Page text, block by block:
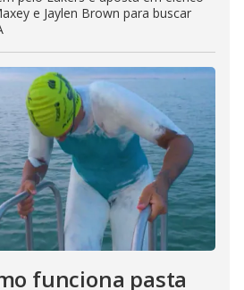
e Jaylen Brown para buscar
funciona pasta